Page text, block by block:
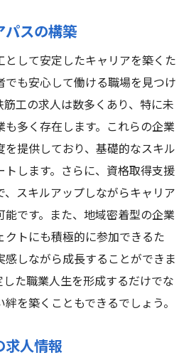
掲示板を活用して足立区の鉄
キーワードの選び方
利用法
フィルター機能活用術
の求人情報の見つけ方
リスト作成法
すべきポイント
のある企業を選んで未経験か
制度のメリット
のチェックポイント
ャリアを広げる
る企業の探し方
パスの構築
して安定したキャリアを築くた
も安心して働ける職場を見つけ
工の求人は数多くあり、特に未
多く存在します。これらの企業
提供しており、基礎的なスキル
します。さらに、資格取得支援
スキルアップしながらキャリア
です。また、地域密着型の企業
トにも積極的に参加できるた
しながら成長することができま
た職業人生を形成するだけでな
を築くこともできるでしょう。
人情報